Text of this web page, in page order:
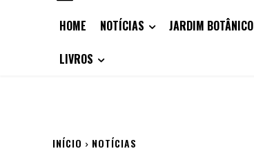
HOME NOTÍCIAS JARDIM BOTÂNICO
LIVROS
INÍCIO NOTÍCIAS